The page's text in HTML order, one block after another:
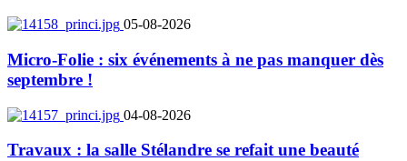
05-08-2026
Micro-Folie : six événements à ne pas manquer dès
septembre !
04-08-2026
Travaux : la salle Stélandre se refait une beauté